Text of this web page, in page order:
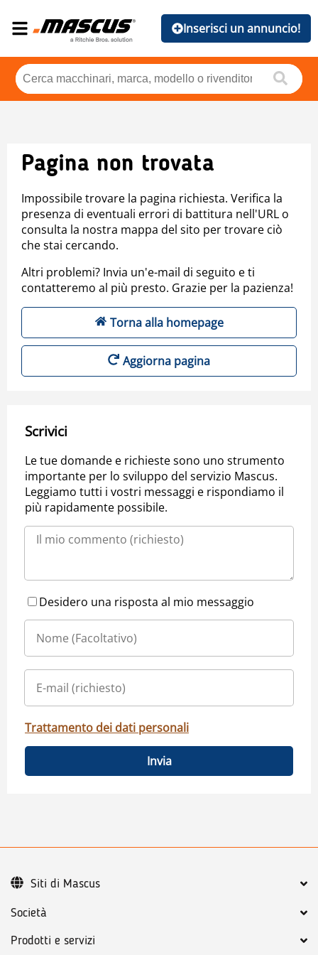
Inserisci un annuncio!
Pagina non trovata
Impossibile trovare la pagina richiesta. Verifica la
presenza di eventuali errori di battitura nell'URL o
consulta la nostra mappa del sito per trovare ciò
che stai cercando.
Altri problemi? Invia un'e-mail di seguito e ti
contatteremo al più presto. Grazie per la pazienza!
Torna alla homepage
Aggiorna pagina
Scrivici
Le tue domande e richieste sono uno strumento
importante per lo sviluppo del servizio Mascus.
Leggiamo tutti i vostri messaggi e rispondiamo il
più rapidamente possibile.
Desidero una risposta al mio messaggio
Trattamento dei dati personali
Invia
Società
Prodotti e servizi
Siti di Mascus